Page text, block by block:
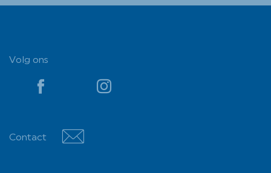
Volg ons
YouTube YouTube
Contact